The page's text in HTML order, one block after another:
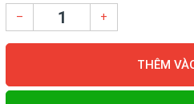
– +
THÊM